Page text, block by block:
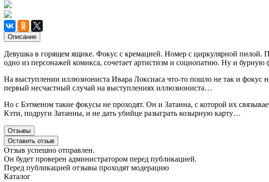
Описание
Девушка в горящем ящике. Фокус с кремацией. Номер с циркулярной пилой.
одно из персонажей комикса, сочетает артистизм и социопатию. Ну и бурную
На выступлении иллюзиониста Ивара Локсиаса что-то пошло не так и фокус
первый несчастный случай на выступлениях иллюзиониста…
Но с Бэтменом такие фокусы не проходят. Он и Затанна, с которой их
Кэти, подруги Затанны, и не дать убийце разыграть козырную карту…
Отзывы
Оставить отзыв
Отзыв успешно отправлен.
Он будет проверен администратором перед публикацией.
Перед публикацией отзывы проходят модерацию
Каталог